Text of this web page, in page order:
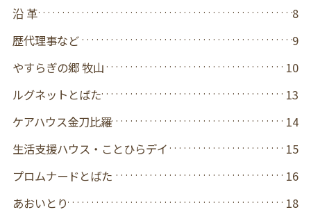
沿 革
8
歴代理事など
9
やすらぎの郷 牧山
10
ルグネットとばた
13
ケアハウス金刀比羅
14
生活支援ハウス・ことひらデイ
15
プロムナードとばた
16
あおいとり
18